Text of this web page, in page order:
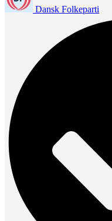
Dansk Folkeparti